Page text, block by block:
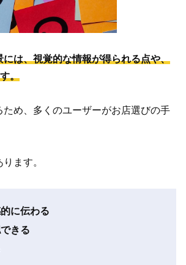
には、視覚的な情報が得られる点や、
。
め、多くのユーザーがお店選びの手
ます。
に伝わる
きる